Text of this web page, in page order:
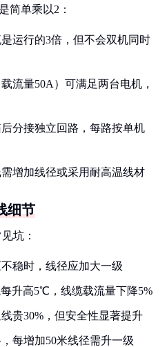
简单乘以2：
是运行的3倍，但不会双机同时
载流量50A）可满足两台电机，
分接独立回路，每路按单机
需增加线径或采用耐高温线材
细节
坑：
不稳时，线径应加大一级
升高5℃，线缆载流量下降5%
线贵30%，但安全性显著提升
，每增加50米线径需升一级